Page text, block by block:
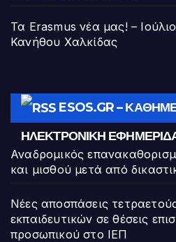
Τα Erasmus νέα μας! –
Κανήθου Χαλκίδας
ESOS.GR –
ΗΛΕΚΤΡΟΝΙΚΉ
Αναδρομικός
και μισθού μετά από
Νέες αποσπάσεις
εκπαιδευτικών σε θέσεις
προσωπικού στο ΙΕΠ